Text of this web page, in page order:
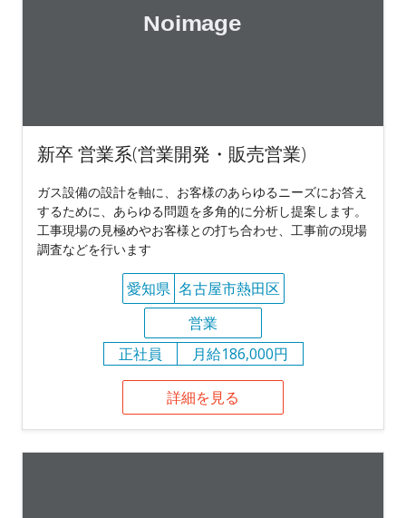
新卒 営業系(営業開発・販売営業)
ガス設備の設計を軸に、お客様のあらゆるニーズにお答え
するために、あらゆる問題を多角的に分析し提案します。
工事現場の見極めやお客様との打ち合わせ、工事前の現場
調査などを行います
愛知県 名古屋市熱田区
営業
正社員
月給186,000円
詳細を見る